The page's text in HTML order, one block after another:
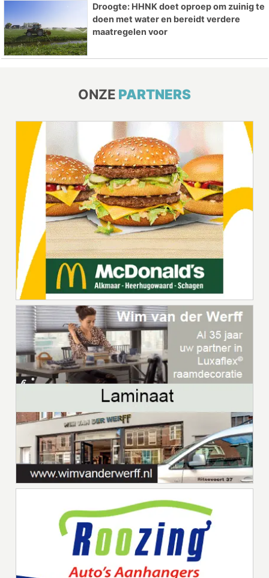
Droogte: HHNK doet oproep om zuinig te
doen met water en bereidt verdere
maatregelen voor
ONZE PARTNERS